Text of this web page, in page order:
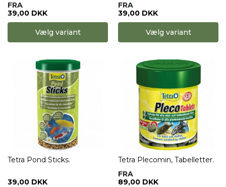
FRA
39,00 DKK
Vælg variant
FRA
39,00 DKK
Vælg variant
Tetra Pond Sticks.
39,00 DKK
Tetra Plecomin, Tabelletter.
FRA
89,00 DKK